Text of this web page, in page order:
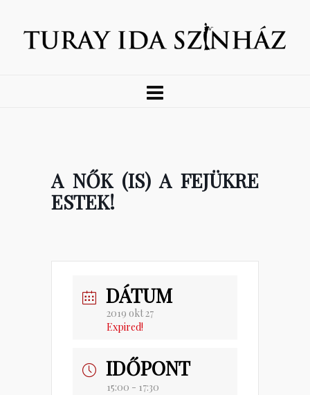
A NŐK (IS) A FEJÜKRE
ESTEK!
DÁTUM
2019 okt 27
Expired!
IDŐPONT
15:00 - 17:30